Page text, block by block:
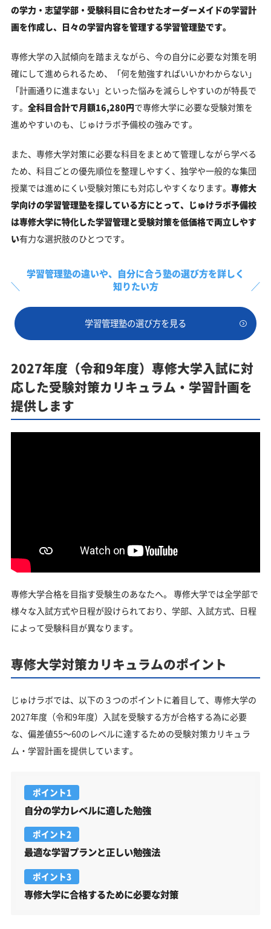
の学力・志望学部・受験科目に合わせたオーダーメイドの学習計
画を作成し、日々の学習内容を管理する学習管理塾です。
専修大学の入試傾向を踏まえながら、今の自分に必要な対策を明
確にして進められるため、「何を勉強すればいいかわからない」
「計画通りに進まない」といった悩みを減らしやすいのが特長で
す。 全科目合計で月額16,280円で専修大学に必要な受験対策を
進めやすいのも、じゅけラボ予備校の強みです。
また、専修大学対策に必要な科目をまとめて管理しながら学べる
ため、科目ごとの優先順位を整理しやすく、独学や一般的な集団
授業では進めにくい受験対策にも対応しやすくなります。 専修大
学向けの学習管理塾を探している方にとって、じゅけラボ予備校
は専修大学に特化した学習管理と受験対策を低価格で両立しやす
い有力な選択肢のひとつです。
学習管理塾の違いや、 自分に合う塾の選び方を詳しく
知りたい方
学習管理塾の選び方を見る
2027年度（令和9年度）専修大学入試に対
応した受験対策カリキュラム・学習計画を
提供します
専修大学合格を目指す受験生のあなたへ。 専修大学では全学部で
様々な入試方式や日程が設けられており、学部、入試方式、日程
によって受験科目が異なります。
専修大学対策カリキュラムのポイント
じゅけラボでは、以下の３つのポイントに着目して、専修大学の
2027年度（令和9年度）入試を受験する方が合格する為に必要
な、偏差値55～60のレベルに達するための受験対策カリキュラ
ム・学習計画を提供しています。
ポイント1
自分の学力レベルに適した勉強
ポイント2
最適な学習プランと正しい勉強法
ポイント3
専修大学に合格するために必要な対策